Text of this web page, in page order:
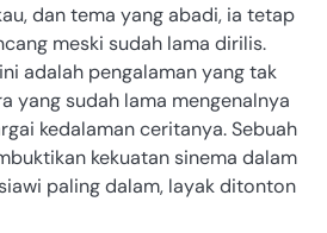
dan tema yang abadi, ia tetap
meski sudah lama dirilis.
adalah pengalaman yang tak
yang sudah lama mengenalnya
kedalaman ceritanya. Sebuah
kekuatan sinema dalam
paling dalam, layak ditonton